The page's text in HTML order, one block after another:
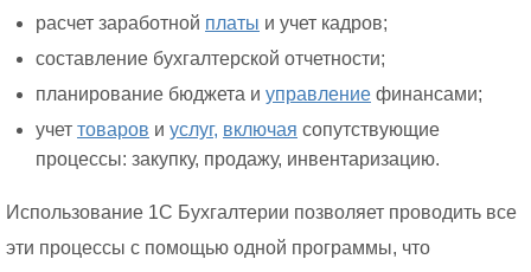
расчет заработной платы и учет кадров;
составление бухгалтерской отчетности;
планирование бюджета и управление финансами;
учет товаров и услуг, включая сопутствующие
процессы: закупку, продажу, инвентаризацию.
Использование 1С Бухгалтерии позволяет проводить все
эти процессы с помощью одной программы, что